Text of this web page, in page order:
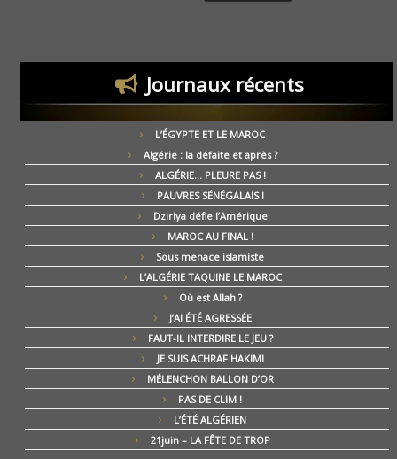
Journaux récents
L’ÉGYPTE ET LE MAROC
Algérie : la défaite et après ?
ALGÉRIE… PLEURE PAS !
PAUVRES SÉNÉGALAIS !
Dziriya défie l’Amérique
MAROC AU FINAL !
Sous menace islamiste
L’ALGÉRIE TAQUINE LE MAROC
Où est Allah ?
J’AI ÉTÉ AGRESSÉE
FAUT-IL INTERDIRE LE JEU ?
JE SUIS ACHRAF HAKIMI
MÉLENCHON BALLON D’OR
PAS DE CLIM !
L’ÉTÉ ALGÉRIEN
21juin – LA FÊTE DE TROP